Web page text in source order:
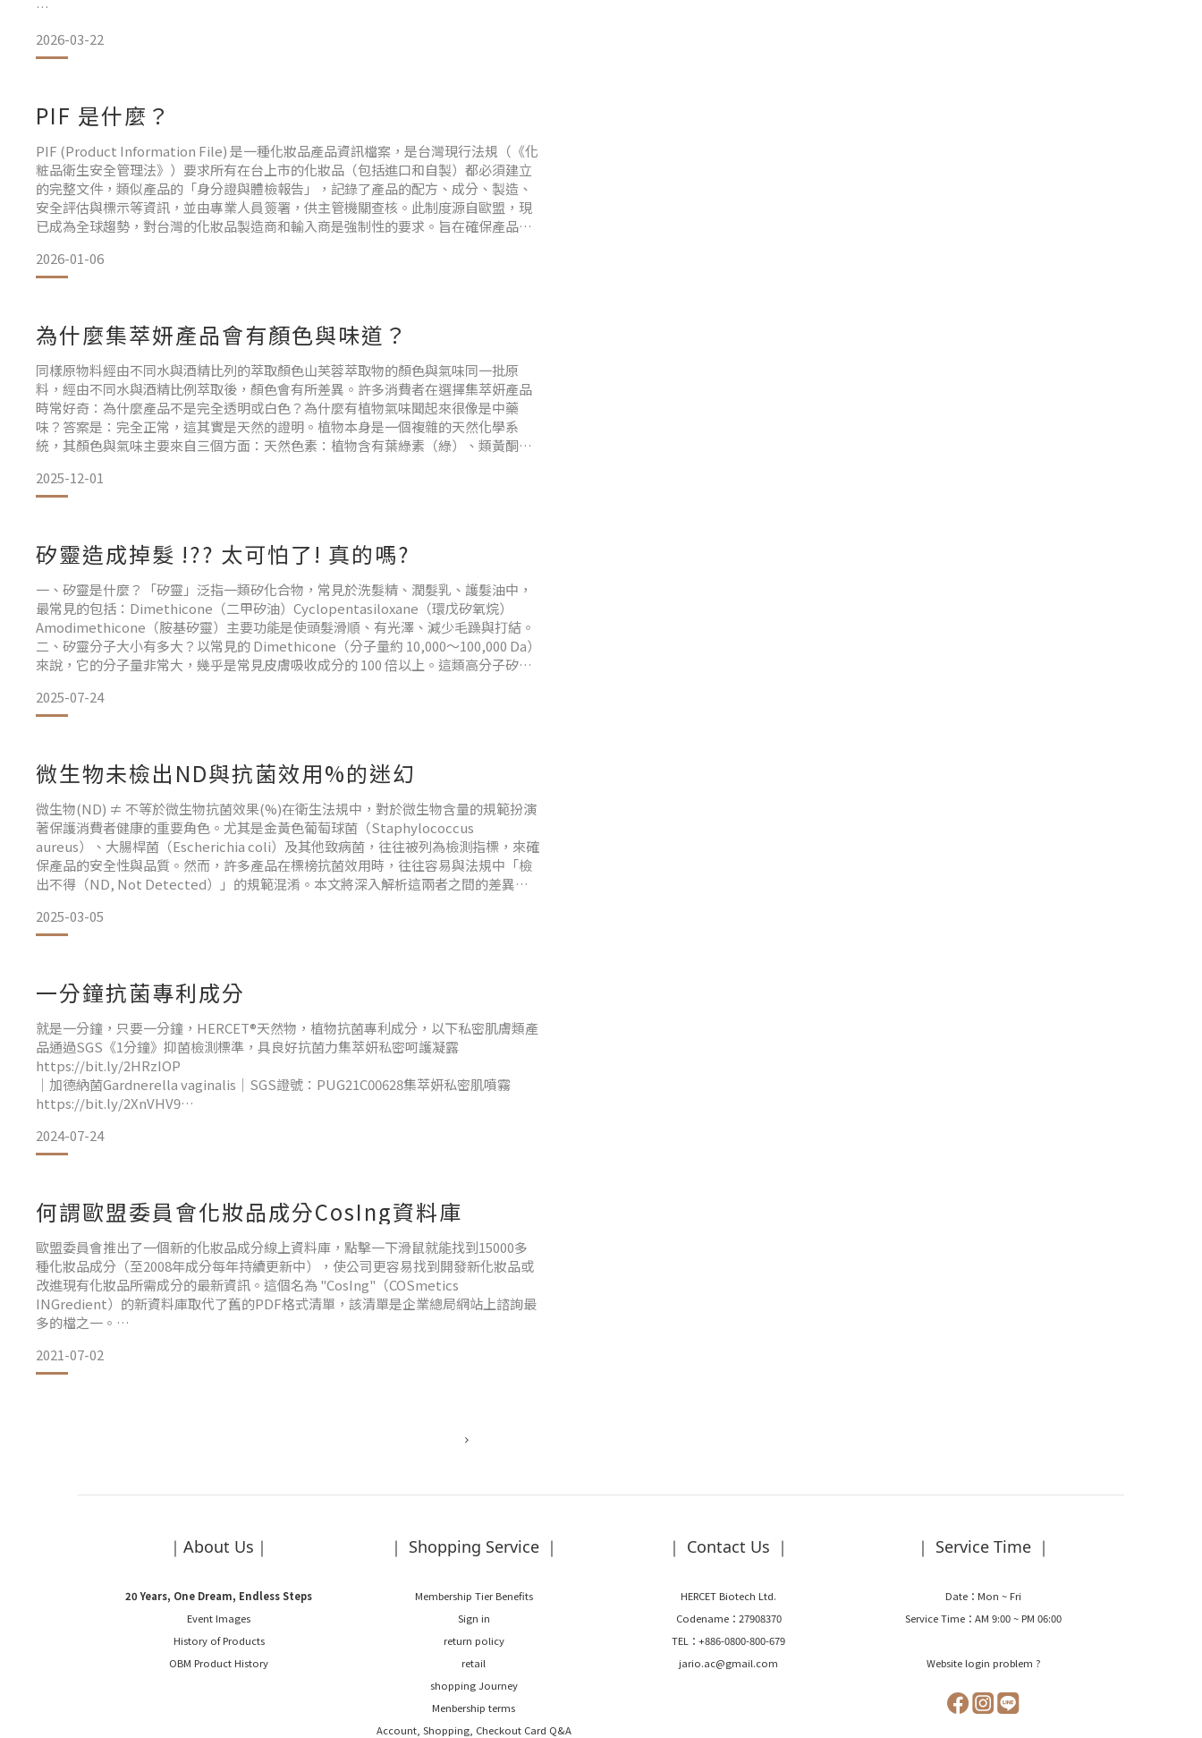
可能造成誤解的情況：染料暫時附著：深色敷料或藥膏中的色素可能短暫附著在角質
層，看似變色，但清洗後恢復原色。對比錯覺：白色敷料遮蔽紫外線，使周圍皮膚顯
黑色素細胞過度
2026-03-22
PIF 是什麼？
PIF (Product Information File) 是一種化妝品產品資訊檔案，是台灣現行法規（《化
粧品衛生安全管理法》）要求所有在台上市的化妝品（包括進口和自製）都必須建立
的完整文件，類似產品的「身分證與體檢報告」，記錄了產品的配方、成分、製造、
安全評估與標示等資訊，並由專業人員簽署，供主管機關查核。此制度源自歐盟，現
已成為全球趨勢，對台灣的化妝品製造商和輸入商是強制性的要求。旨在確保產品安
整的PIF 包
2026-01-06
為什麼集萃妍產品會有顏色與味道？
同樣原物料經由不同水與酒精比列的萃取顏色山芙蓉萃取物的顏色與氣味同一批原
料，經由不同水與酒精比例萃取後，顏色會有所差異。許多消費者在選擇集萃妍產品
時常好奇：為什麼產品不是完全透明或白色？為什麼有植物氣味聞起來很像是中藥
味？答案是：完全正常，這其實是天然的證明。植物本身是一個複雜的天然化學系
統，其顏色與氣味主要來自三個方面：天然色素：植物含有葉綠素（綠）、類黃酮
芳香成分：精油、酚類、醛類、醇類等揮發分子決定植物的香氣與特殊氣
2025-12-01
矽靈造成掉髮 !?? 太可怕了! 真的嗎?
一、矽靈是什麼？「矽靈」泛指一類矽化合物，常見於洗髮精、潤髮乳、護髮油中，
最常見的包括：Dimethicone（二甲矽油）Cyclopentasiloxane（環戊矽氧烷）
Amodimethicone（胺基矽靈）主要功能是使頭髮滑順、有光澤、減少毛躁與打結。
二、矽靈分子大小有多大？以常見的 Dimethicone（分子量約 10,000～100,000 Da）
來說，它的分子量非常大，幾乎是常見皮膚吸收成分的 100 倍以上。這類高分子矽化
2025-07-24
微生物未檢出ND與抗菌效用%的迷幻
微生物(ND) ≠ 不等於微生物抗菌效果(%)在衛生法規中，對於微生物含量的規範扮演
著保護消費者健康的重要角色。尤其是金黃色葡萄球菌（Staphylococcus
aureus）、大腸桿菌（Escherichia coli）及其他致病菌，往往被列為檢測指標，來確
保產品的安全性與品質。然而，許多產品在標榜抗菌效用時，往往容易與法規中「檢
出不得（ND, Not Detected）」的規範混淆。本文將深入解析這兩者之間的差異，
2025-03-05
一分鐘抗菌專利成分
就是一分鐘，只要一分鐘，HERCET®天然物，植物抗菌專利成分，以下私密肌膚類產
品通過SGS《1分鐘》抑菌檢測標準，具良好抗菌力集萃妍私密呵護凝露
https://bit.ly/2HRzIOP
｜加德納菌Gardnerella vaginalis｜SGS證號：PUG21C00628集萃妍私密肌噴霧
https://bit.ly/2XnVHV9
https://bit.ly/39mLC
2024-07-24
何謂歐盟委員會化妝品成分CosIng資料庫
歐盟委員會推出了一個新的化妝品成分線上資料庫，點擊一下滑鼠就能找到15000多
種化妝品成分（至2008年成分每年持續更新中），使公司更容易找到開發新化妝品或
改進現有化妝品所需成分的最新資訊。這個名為 "CosIng"（COSmetics
INGredient）的新資料庫取代了舊的PDF格式清單，該清單是企業總局網站上諮詢最
多的檔之一。
使用CosIng，企業和公司可以檢查某種物質是否和如何在歐盟層面上受到監管，從何
時和如何被監管，以及構成該立法基礎的消費品科學委員會（SCCP）
2021-07-02
｜About Us｜
20 Years, One Dream, Endless Steps
Event Images
History of Products
OBM Product History
｜ Shopping Service ｜
Membership Tier Benefits
Sign in
return policy
retail
shopping Journey
Menbership terms
Account, Shopping, Checkout Card Q&A
｜ Contact Us ｜
HERCET Biotech Ltd.
Codename：27908370
TEL：+886-0800-800-679
jario.ac@gmail.com
｜ Service Time ｜
Date：Mon ~ Fri
Service Time：AM 9:00 ~ PM 06:00
Website login problem ?